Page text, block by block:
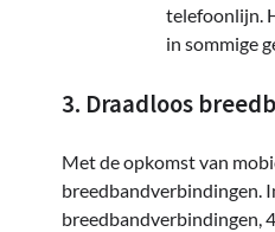
telefoonlijn.
in sommige
3. Draadloos
Met de opkomst van
breedbandverbindingen.
breedbandverbindingen,